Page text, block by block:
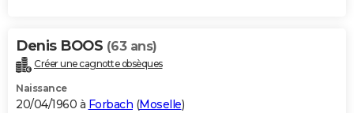
Denis BOOS (63 ans)
Créer une cagnotte obsèques
Naissance
20/04/1960 à Forbach (Moselle)